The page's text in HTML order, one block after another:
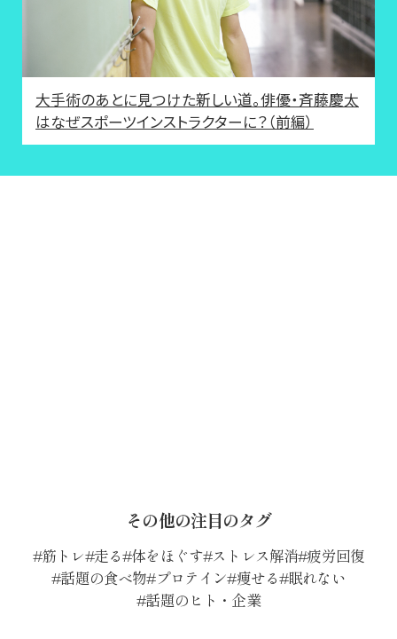
大手術のあとに見つけた新しい道。俳優・斉藤慶太
はなぜスポーツインストラクターに？（前編）
その他の注目のタグ
筋トレ 走る 体をほぐす ストレス解消 疲労回復
話題の食べ物 プロテイン 痩せる 眠れない
話題のヒト・企業